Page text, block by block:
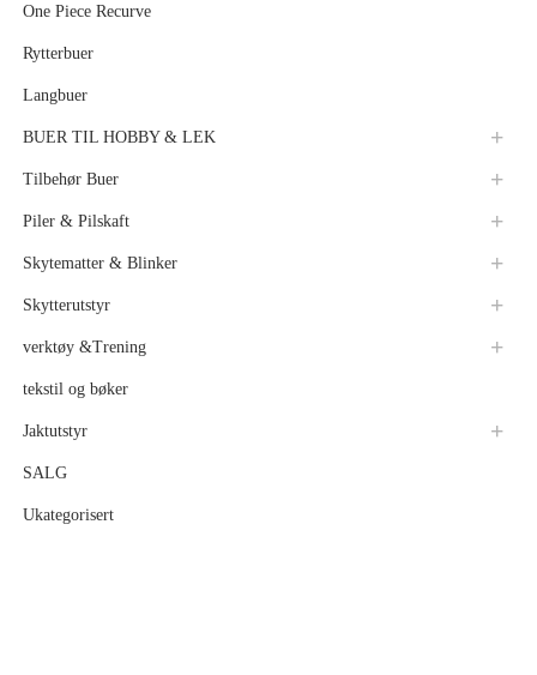
One Piece Recurve
Rytterbuer
Langbuer
BUER TIL HOBBY & LEK
Tilbehør Buer
Piler & Pilskaft
Skytematter & Blinker
Skytterutstyr
verktøy &Trening
tekstil og bøker
Jaktutstyr
SALG
Ukategorisert